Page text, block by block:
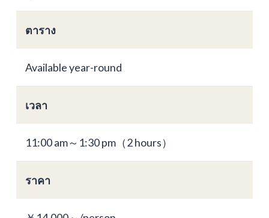
ตาราง
Available year-round
เวลา
11:00 am～1:30 pm（2 hours）
ราคา